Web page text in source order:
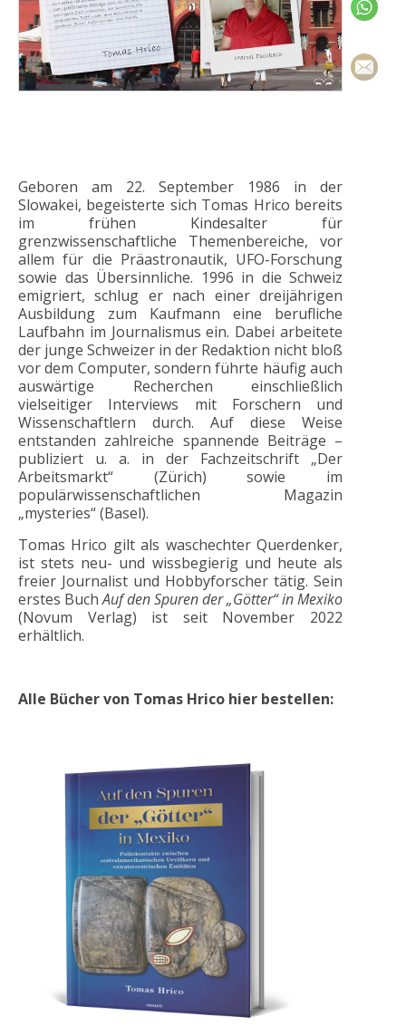
Geboren am 22. September 1986 in der
Slowakei, begeisterte sich Tomas Hrico bereits
im frühen Kindesalter für
grenzwissenschaftliche Themenbereiche, vor
allem für die Präastronautik, UFO-Forschung
sowie das Übersinnliche. 1996 in die Schweiz
emigriert, schlug er nach einer dreijährigen
Ausbildung zum Kaufmann eine berufliche
Laufbahn im Journalismus ein. Dabei arbeitete
der junge Schweizer in der Redaktion nicht bloß
vor dem Computer, sondern führte häufig auch
auswärtige Recherchen einschließlich
vielseitiger Interviews mit Forschern und
Wissenschaftlern durch. Auf diese Weise
entstanden zahlreiche spannende Beiträge –
publiziert u. a. in der Fachzeitschrift „Der
Arbeitsmarkt“ (Zürich) sowie im
populärwissenschaftlichen Magazin
„mysteries“ (Basel).
Tomas Hrico gilt als waschechter Querdenker,
ist stets neu- und wissbegierig und heute als
freier Journalist und Hobbyforscher tätig. Sein
erstes BuchAuf den Spuren der „Götter“ in Mexiko
(Novum Verlag) ist seit November 2022
erhältlich.
Alle Bücher von Tomas Hrico hier bestellen: